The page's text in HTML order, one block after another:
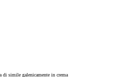
di simile galenicamente in crema